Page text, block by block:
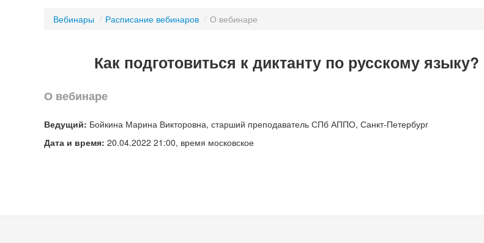
Вебинары / Расписание вебинаров / О вебинаре
Как подготовиться к диктанту по русскому языку?
О вебинаре
Ведущий: Бойкина Марина Викторовна, старший преподаватель СПб АППО, Санкт-Петербург
Дата и время: 20.04.2022 21:00, время московское